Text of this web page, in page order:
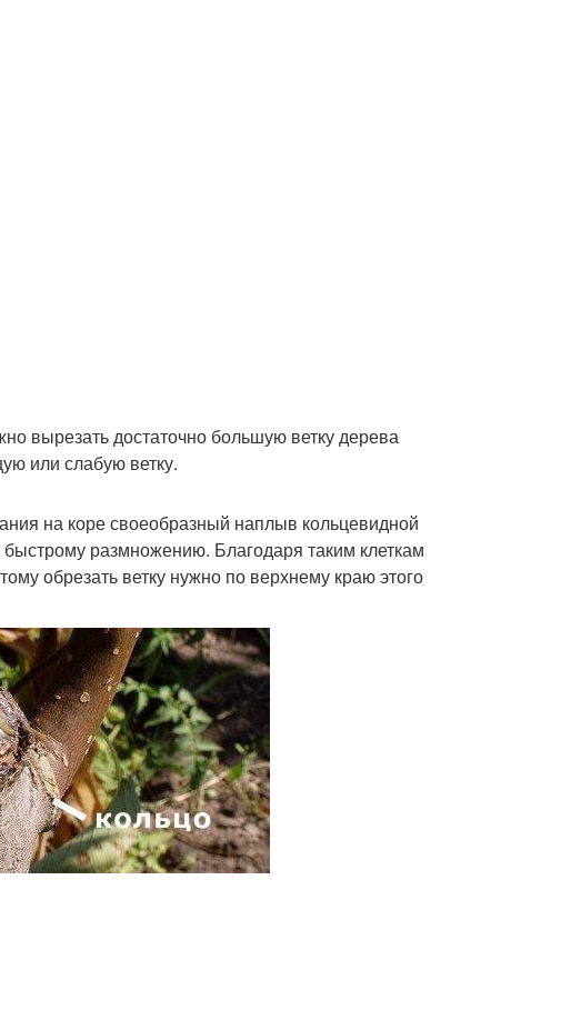
вырезать достаточно большую ветку дерева
или слабую ветку.
на коре своеобразный наплыв кольцевидной
размножению. Благодаря таким клеткам
обрезать ветку нужно по верхнему краю этого